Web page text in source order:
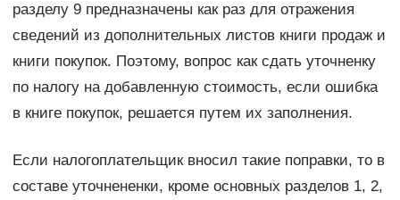
разделу 9 предназначены как раз для отражения
сведений из дополнительных листов книги продаж и
книги покупок. Поэтому, вопрос как сдать уточненку
по налогу на добавленную стоимость, если ошибка
в книге покупок, решается путем их заполнения.
Если налогоплательщик вносил такие поправки, то в
составе уточнененки, кроме основных разделов 1, 2,